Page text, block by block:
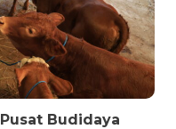
Budidaya